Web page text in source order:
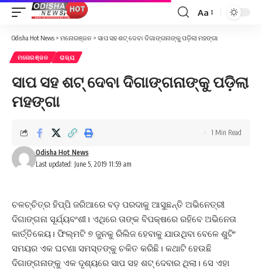
Font
Aa
Odisha Hot News > ମନୋରଞ୍ଜନ > ସାପ ସହ ଶଟ୍‌ ଦେବା ଦିଗାଙ୍ଗନାଙ୍କୁ ପଡ଼ିଲା ମହଙ୍ଗା
ମନୋରଞ୍ଜନ ରାଜ୍ୟ
ସାପ ସହ ଶଟ୍‌ ଦେବା ଦିଗାଙ୍ଗନାଙ୍କୁ ପଡ଼ିଲା
ମହଙ୍ଗା
Last updated: June 5, 2019 11:59 am
Odisha Hot News
1 Min Read
ଚଳଚ୍ଚିତ୍ର ହିପ୍ପି ଜରିଆରେ ବଡ଼ ପରଦାକୁ ଆସୁଛନ୍ତି ଅଭିନେତ୍ରୀ
ଦିଗାଙ୍ଗନା ସୂର୍ଯ୍ୟବଂଶୀ। ଏଥିରେ ତାଙ୍କ ବିପକ୍ଷରେ ରହିବେ ଅଭିନେତା
କାର୍ତ୍ତିକେୟ। ଫିଲ୍ମଟି ୭ ଜୁନକୁ ରିଲିଜ ହେବାକୁ ଯାଉଥିବା ବେଳେ ଶୁଟିଂ
ସମୟର ଏକ ଘଟଣା ସମସ୍ତଙ୍କୁ ଚକିତ କରିଛି। କଥାଟି ହେଉଛି
ଦିଗାଙ୍ଗନାଙ୍କୁ ଏକ ଦୃଶ୍ୟରେ ସାପ ସହ ଶଟ୍‌ ଦେବାର ଥିଲା। ସେ ଏହା